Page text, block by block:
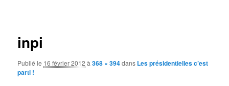
inpi
Publié le 16 février 2012 à368 × 394dans Les présidentielles c’est
parti !